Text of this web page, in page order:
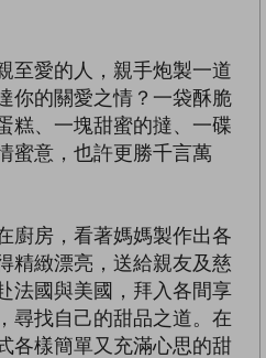
至愛的人，親手炮製一道
你的關愛之情？一袋酥脆
糕、一塊甜蜜的撻、一碟
蜜意，也許更勝千言萬
廚房，看著媽媽製作出各
精緻漂亮，送給親友及慈
法國與美國，拜入各間享
尋找自己的甜品之道。在
各樣簡單又充滿心思的甜